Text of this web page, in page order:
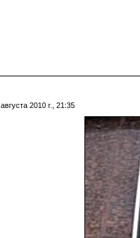
2010 г., 21:35